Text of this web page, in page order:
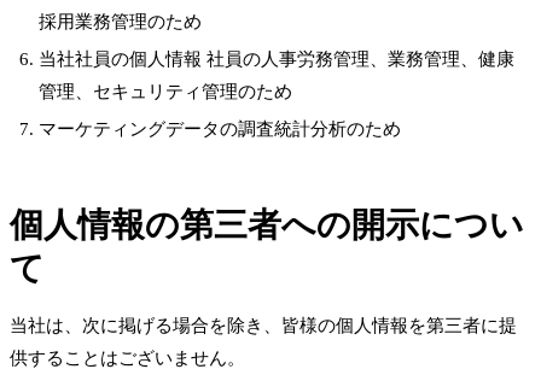
採用業務管理のため
当社社員の個人情報 社員の人事労務管理、業務管理、健康
管理、セキュリティ管理のため
マーケティングデータの調査統計分析のため
個人情報の第三者への開示につい
て
当社は、次に掲げる場合を除き、皆様の個人情報を第三者に提
供することはございません。